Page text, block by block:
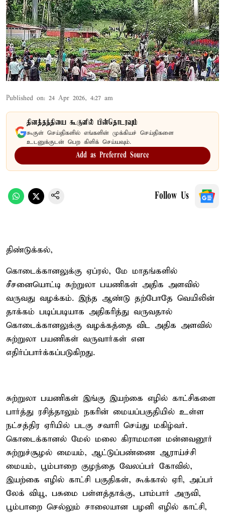
Published on: 24 Apr 2026, 4:27 am
தினத்தந்தியை கூகுளில் பின்தொடரவும்
கூகுள் செய்திகளில் எங்களின் முக்கியச் செய்திகளை
உடனுக்குடன் பெற கிளிக் செய்யவும்.
Add as Preferred Source
Follow Us
திண்டுக்கல்,
கொடைக்கானலுக்கு ஏப்ரல், மே மாதங்களில்
சீசனையொட்டி சுற்றுலா பயணிகள் அதிக அளவில்
வருவது வழக்கம். இந்த ஆண்டு தற்போதே வெயிலின்
தாக்கம் படிப்படியாக அதிகரித்து வருவதால்
கொடைக்கானலுக்கு வழக்கத்தை விட அதிக அளவில்
சுற்றுலா பயணிகள் வருவார்கள் என
எதிர்ப்பார்க்கப்படுகிறது.
சுற்றுலா பயணிகள் இங்கு இயற்கை எழில் காட்சிகளை
பார்த்து ரசித்தாலும் நகரின் மையப்பகுதியில் உள்ள
நட்சத்திர ஏரியில் படகு சவாரி செய்து மகிழ்வர்.
கொடைக்கானல் மேல் மலை கிராமமான மன்னவனூர்
சுற்றுச்சூழல் மையம், ஆட்டுப்பண்ணை ஆராய்ச்சி
மையம், பூம்பாறை குழந்தை வேலப்பர் கோவில்,
இயற்கை எழில் காட்சி பகுதிகள், கூக்கால் ஏரி, அப்பர்
லேக் வியூ, பசுமை பள்ளத்தாக்கு, பாம்பார் அருவி,
பூம்பாறை செல்லும் சாலையான பழனி எழில் காட்சி,